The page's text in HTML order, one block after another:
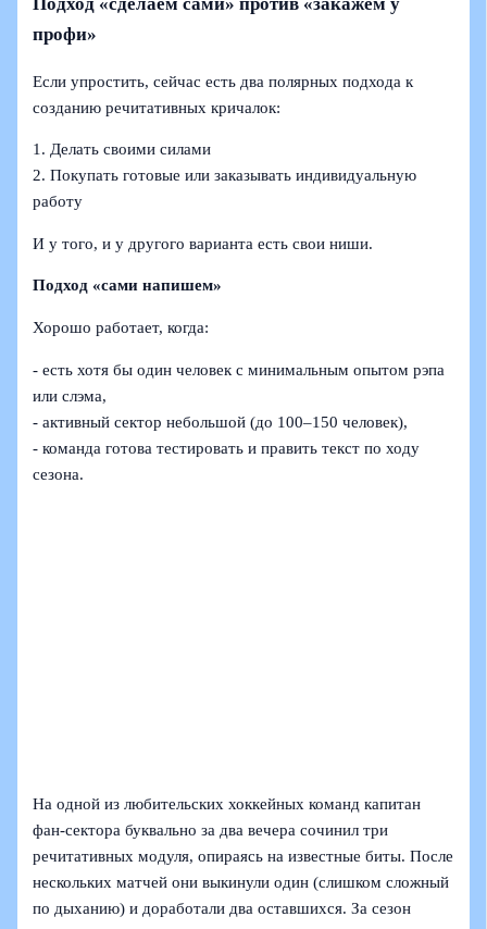
профи»
Если упростить, сейчас есть два полярных подхода к
созданию речитативных кричалок:
1. Делать своими силами
2. Покупать готовые или заказывать индивидуальную
работу
И у того, и у другого варианта есть свои ниши.
Подход «сами напишем»
Хорошо работает, когда:
- есть хотя бы один человек с минимальным опытом рэпа
или слэма,
- активный сектор небольшой (до 100–150 человек),
- команда готова тестировать и править текст по ходу
сезона.
На одной из любительских хоккейных команд капитан
фан-сектора буквально за два вечера сочинил три
речитативных модуля, опираясь на известные биты. После
нескольких матчей они выкинули один (слишком сложный
по дыханию) и доработали два оставшихся. За сезон